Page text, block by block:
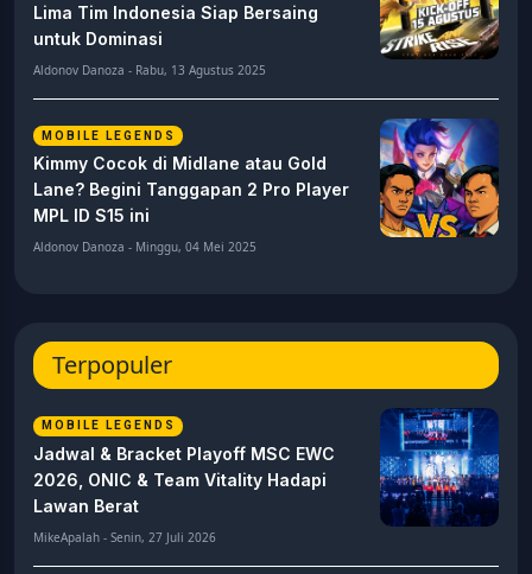
Lima Tim Indonesia Siap Bersaing
untuk Dominasi
Aldonov Danoza - Rabu, 13 Agustus 2025
MOBILE LEGENDS
Kimmy Cocok di Midlane atau Gold
Lane? Begini Tanggapan 2 Pro Player
MPL ID S15 ini
Aldonov Danoza - Minggu, 04 Mei 2025
Terpopuler
MOBILE LEGENDS
Jadwal & Bracket Playoff MSC EWC
2026, ONIC & Team Vitality Hadapi
Lawan Berat
MikeApalah - Senin, 27 Juli 2026